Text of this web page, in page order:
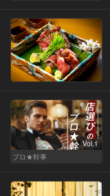
Vol.1
プロ★幹事